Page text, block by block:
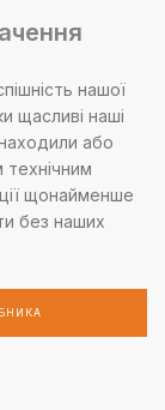
нашої
щасливі наші
або
щонайменше
без наших